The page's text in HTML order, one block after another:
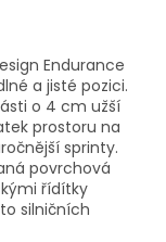
Endurance
a jisté pozici.
o 4 cm užší
prostoru na
sprinty.
povrchová
řídítky
silničních